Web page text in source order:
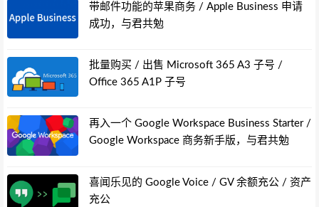
带邮件功能的苹果商务 / Apple Business 申请
成功，与君共勉
批量购买 / 出售 Microsoft 365 A3 子号 /
Office 365 A1P 子号
再入一个 Google Workspace Business Starter /
Google Workspace 商务新手版，与君共勉
喜闻乐见的 Google Voice / GV 余额充公 / 资产
充公